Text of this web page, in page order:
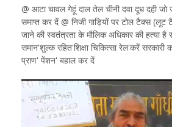
@ आटा चावल गेहूं दाल तेल चीनी दवा दूध दही
समाप्त कर दें @ निजी गाड़ियों पर टोल टैक्स
जाने की स्वतंत्रता के मौलिक अधिकार की हत्या है
समान'शुल्क रहित'शिक्षा चिकित्सा रेल'करें सरकारी
प्राण' पेंशन' बहाल कर दें